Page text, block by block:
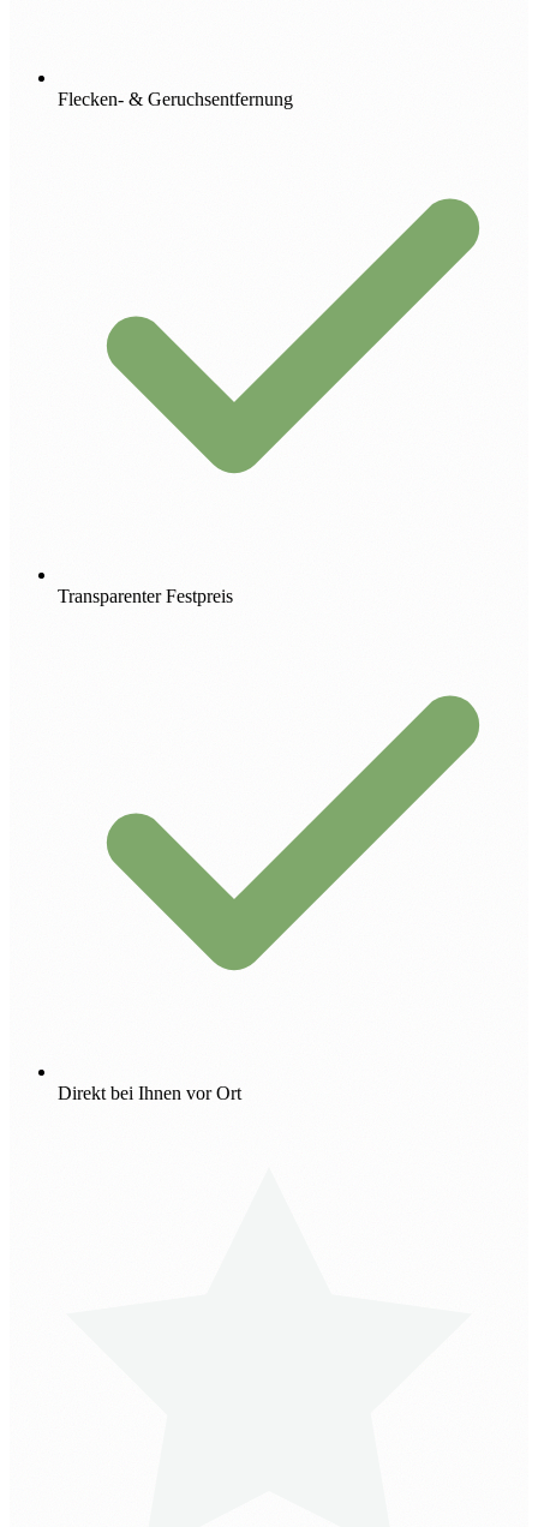
Flecken- & Geruchsentfernung
Transparenter Festpreis
Direkt bei Ihnen vor Ort